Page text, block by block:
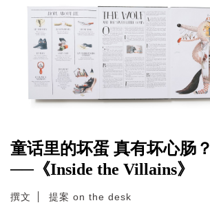
童话里的坏蛋 真有坏心肠？
──《Inside the Villains》
撰文 提案 on the desk